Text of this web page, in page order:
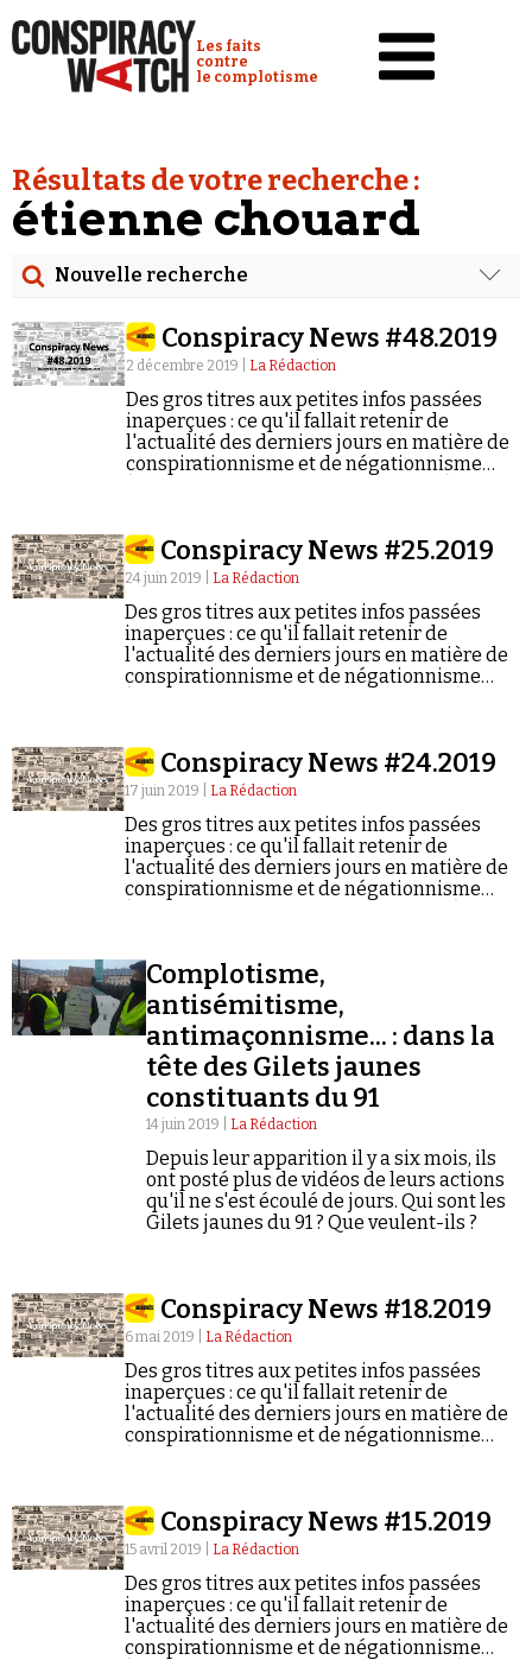
Conspiracy Watch :
Les faits
contre
le complotisme
Analyses
Conspipédia
Vidéos
Émissions
Revues de presse
Newsletter
Se connecter
Résultats de votre recherche :
étienne chouard
Nouvelle recherche
Date
Rechercher dans tous les contenus
Cibler votre recherche
Conspiracy News #48.2019
2 décembre 2019 | La Rédaction
Des gros titres aux petites infos passées
inaperçues : ce qu'il fallait retenir de
l'actualité des derniers jours en matière de
conspirationnisme et de négationnisme
Conspiracy News #25.2019
24 juin 2019 | La Rédaction
Des gros titres aux petites infos passées
inaperçues : ce qu'il fallait retenir de
l'actualité des derniers jours en matière de
conspirationnisme et de négationnisme
Conspiracy News #24.2019
17 juin 2019 | La Rédaction
Des gros titres aux petites infos passées
inaperçues : ce qu'il fallait retenir de
l'actualité des derniers jours en matière de
conspirationnisme et de négationnisme
Complotisme,
antisémitisme,
antimaçonnisme... : dans la
tête des Gilets jaunes
constituants du 91
14 juin 2019 | La Rédaction
Depuis leur apparition il y a six mois, ils
ont posté plus de vidéos de leurs actions
qu'il ne s'est écoulé de jours. Qui sont les
Gilets jaunes du 91 ? Que veulent-ils ?
Conspiracy News #18.2019
6 mai 2019 | La Rédaction
Des gros titres aux petites infos passées
inaperçues : ce qu'il fallait retenir de
l'actualité des derniers jours en matière de
conspirationnisme et de négationnisme
Conspiracy News #15.2019
15 avril 2019 | La Rédaction
Des gros titres aux petites infos passées
inaperçues : ce qu'il fallait retenir de
l'actualité des derniers jours en matière de
conspirationnisme et de négationnisme